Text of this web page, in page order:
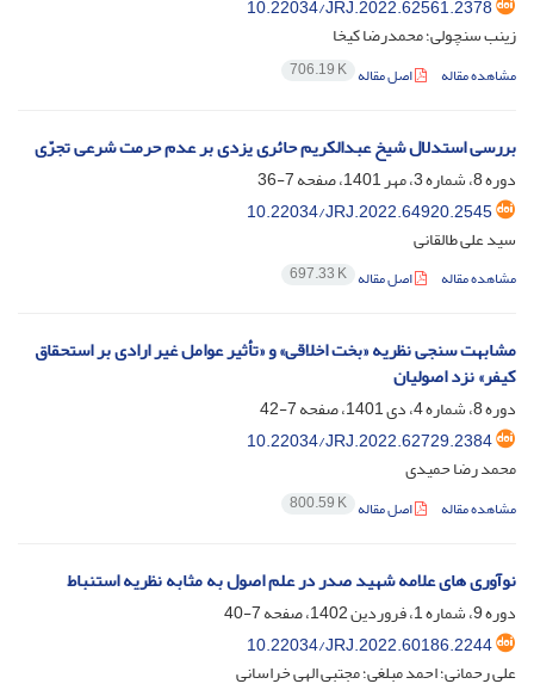
10.22034/JRJ.2022.62561.2378
زینب سنچولی؛ محمدرضا کیخا
مشاهده مقاله اصل مقاله 706.19 K
بررسی استدلال شیخ عبدالکریم حائری یزدی بر عدم حرمت شرعی تجرّی
دوره 8، شماره 3، مهر 1401، صفحه
7-36
10.22034/JRJ.2022.64920.2545
سید علی طالقانی
مشاهده مقاله اصل مقاله 697.33 K
مشابهت سنجی نظریه «بخت اخلاقی» و «تأثیر عوامل غیر ارادی بر استحقاق
کیفر» نزد اصولیان
دوره 8، شماره 4، دی 1401، صفحه
7-42
10.22034/JRJ.2022.62729.2384
محمد رضا حمیدی
مشاهده مقاله اصل مقاله 800.59 K
نوآوری های علامه شهید صدر در علم اصول به مثابه نظریه استنباط
دوره 9، شماره 1، فروردین 1402، صفحه
7-40
10.22034/JRJ.2022.60186.2244
علی رحمانی؛ احمد مبلغی؛ مجتبی الهی خراسانی